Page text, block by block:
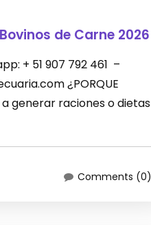
de Carne 2026
+ 51 907 792 461 –
¿PORQUE
a generar raciones o dietas
Comments (0)